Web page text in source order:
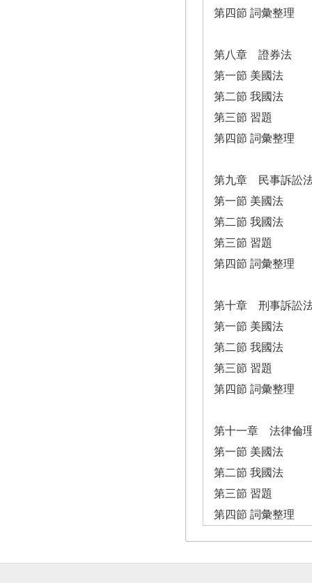
第四節 詞彙整理
第八章 證券法
第一節 美國法
第二節 我國法
第三節 習題
第四節 詞彙整理
第九章 民事訴訟
第一節 美國法
第二節 我國法
第三節 習題
第四節 詞彙整理
第十章 刑事訴訟
第一節 美國法
第二節 我國法
第三節 習題
第四節 詞彙整理
第十一章 法律倫
第一節 美國法
第二節 我國法
第三節 習題
第四節 詞彙整理